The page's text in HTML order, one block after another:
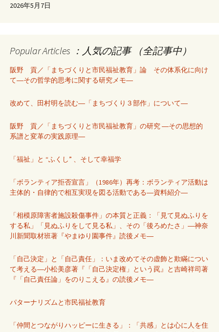
2026年5月7日
Popular Articles ：人気の記事 （全記事中）
阪野 貢／「まちづくりと市民福祉教育」論 その体系化に向け
て―その哲学的思考に関する研究メモ―
改めて、田村明を読む―「まちづくり３部作」について―
阪野 貢／「まちづくりと市民福祉教育」の研究 ―その思想的
系譜と変革の実践原理―
「福祉」と “ふくし” 、そして幸福学
「ボランティア拒否宣言」（1986年）再考：ボランティア活動は
主体的・自律的で相互実現を図る活動である―資料紹介―
「相模原障害者施設殺傷事件」の本質と正義：「見て見ぬふりを
する私」「見ぬふりをして見る私」、その「後ろめたさ」―神奈
川新聞取材班著『やまゆり園事件』読後メモ―
「自己決定」と「自己責任」：いま改めてその虚飾と欺瞞につい
て考える―小松美彦著『「自己決定権」という罠』と吉崎祥司著
『「自己責任論」をのりこえる』の読後メモ―
パターナリズムと市民福祉教育
「仲間とつながりハッピーに生きる」：「共感」とは心に人を住